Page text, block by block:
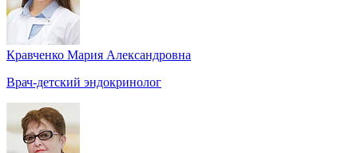
Кравченко Мария Александровна
Врач-детский эндокринолог